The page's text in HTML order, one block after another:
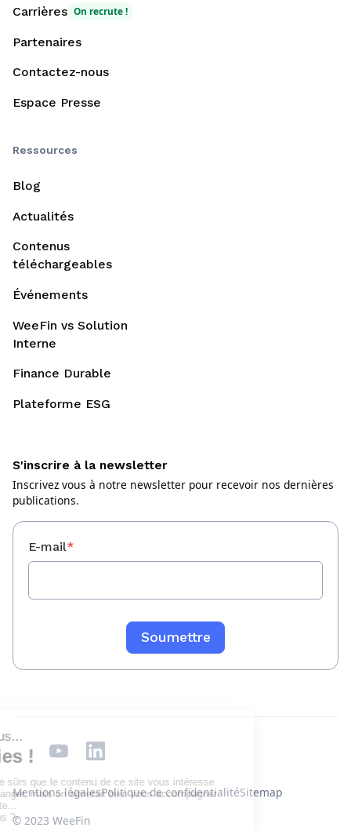
Carrières On recrute !
Partenaires
Contactez-nous
Espace Presse
Ressources
Blog
Actualités
Contenus
téléchargeables
Événements
WeeFin vs Solution
Interne
Finance Durable
Plateforme ESG
S'inscrire à la newsletter
Inscrivez vous à notre newsletter pour recevoir nos dernières
publications.
E-mail*
© 2023 WeeFin
Mentions légalesPolitique de confidentialitéSitemap